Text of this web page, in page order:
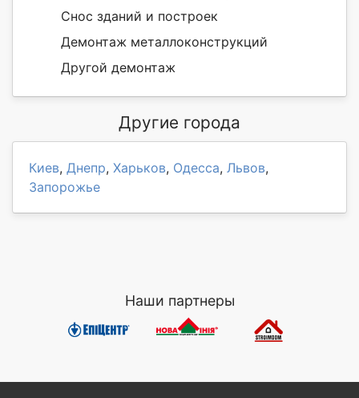
Снос зданий и построек
Демонтаж металлоконструкций
Другой демонтаж
Другие города
Киев, Днепр, Харьков, Одесса, Львов,
Запорожье
Наши партнеры